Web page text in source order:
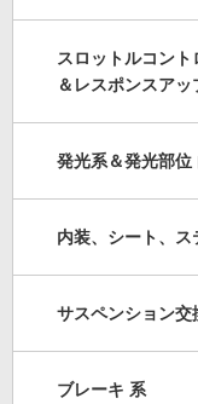
スロットルコン
＆レスポンスアッ
発光系＆発光部位
内装、シート、ス
サスペンション交
ブレーキ 系